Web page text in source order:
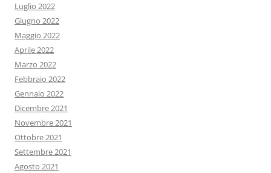
Luglio 2022
Giugno 2022
Maggio 2022
Aprile 2022
Marzo 2022
Febbraio 2022
Gennaio 2022
Dicembre 2021
Novembre 2021
Ottobre 2021
Settembre 2021
Agosto 2021